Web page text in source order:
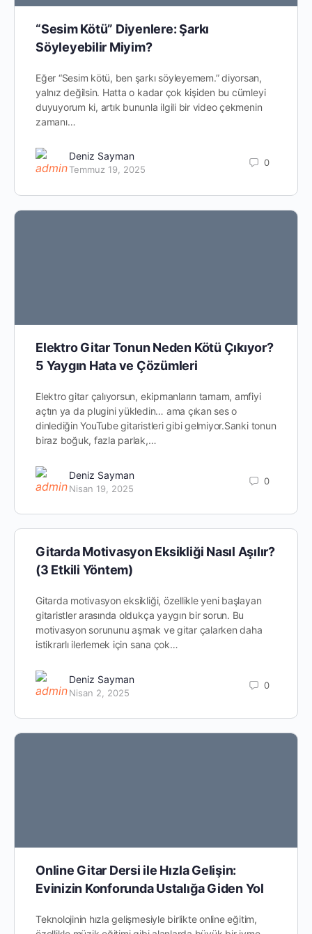
“Sesim Kötü” Diyenlere: Şarkı
Söyleyebilir Miyim?
Eğer “Sesim kötü, ben şarkı söyleyemem.” diyorsan,
yalnız değilsin. Hatta o kadar çok kişiden bu cümleyi
duyuyorum ki, artık bununla ilgili bir video çekmenin
zamanı…
Deniz Sayman
Temmuz 19, 2025
0
Elektro Gitar Tonun Neden Kötü Çıkıyor?
5 Yaygın Hata ve Çözümleri
Elektro gitar çalıyorsun, ekipmanların tamam, amfiyi
açtın ya da plugini yükledin… ama çıkan ses o
dinlediğin YouTube gitaristleri gibi gelmiyor.Sanki tonun
biraz boğuk, fazla parlak,…
Deniz Sayman
Nisan 19, 2025
0
Gitarda Motivasyon Eksikliği Nasıl Aşılır?
(3 Etkili Yöntem)
Gitarda motivasyon eksikliği, özellikle yeni başlayan
gitaristler arasında oldukça yaygın bir sorun. Bu
motivasyon sorununu aşmak ve gitar çalarken daha
istikrarlı ilerlemek için sana çok…
Deniz Sayman
Nisan 2, 2025
0
Online Gitar Dersi ile Hızla Gelişin:
Evinizin Konforunda Ustalığa Giden Yol
Teknolojinin hızla gelişmesiyle birlikte online eğitim,